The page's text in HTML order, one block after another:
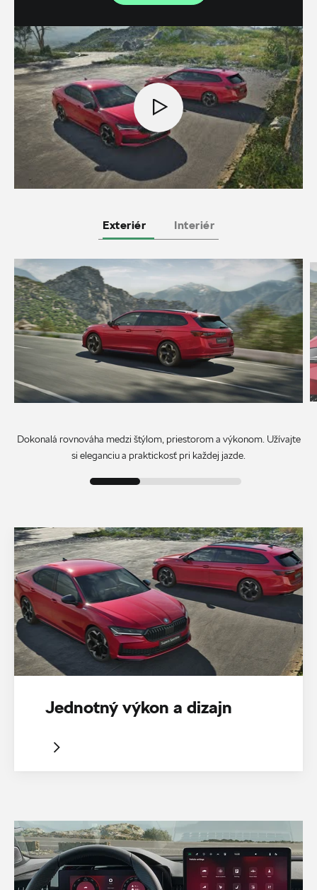
Exteriér Interiér
Dokonalá rovnováha medzi štýlom, priestorom a výkonom. Užívajte
si eleganciu a praktickosť pri každej jazde.
Jednotný výkon a dizajn